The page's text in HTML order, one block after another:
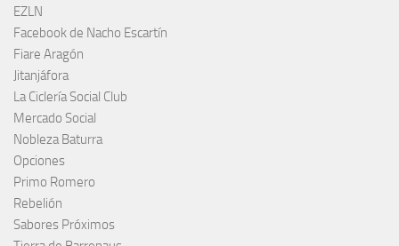
EZLN
Facebook de Nacho Escartín
Fiare Aragón
Jitanjáfora
La Ciclería Social Club
Mercado Social
Nobleza Baturra
Opciones
Primo Romero
Rebelión
Sabores Próximos